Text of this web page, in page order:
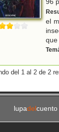
96
el
que
del 1 al 2 de 2
lupadel cuento